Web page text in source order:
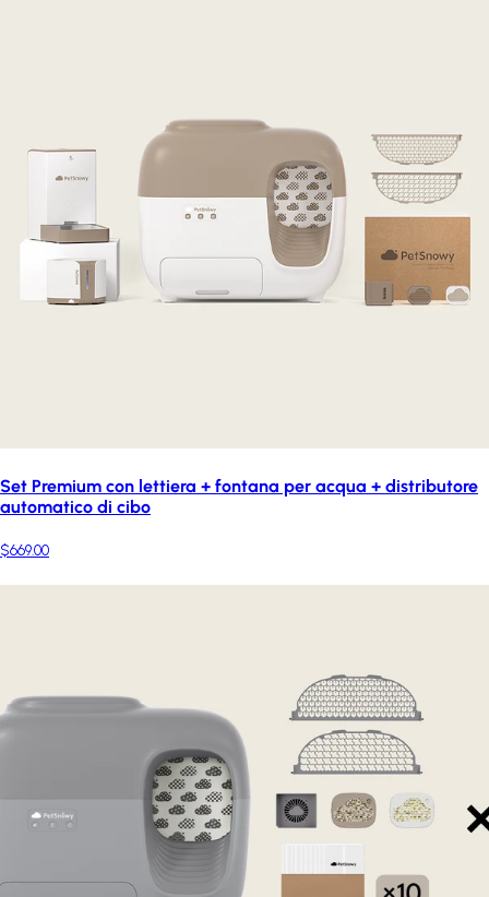
Set Premium con lettiera + fontana per acqua + distributore
automatico di cibo
$669.00